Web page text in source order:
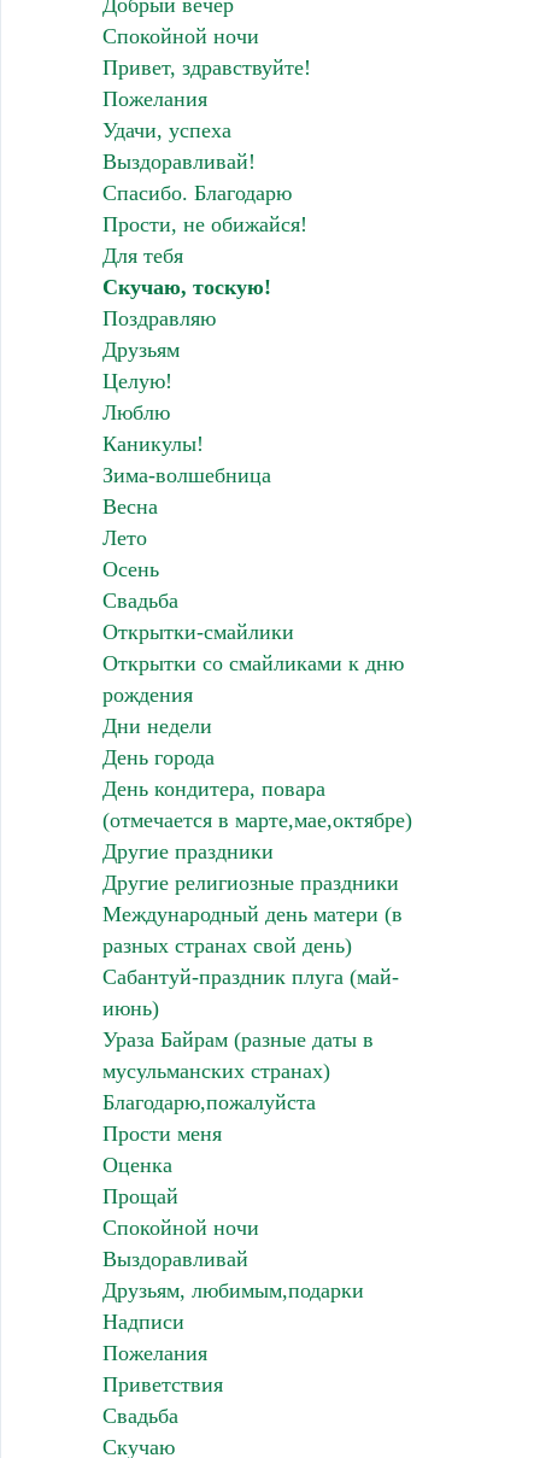
Добрый вечер
Спокойной ночи
Привет, здравствуйте!
Пожелания
Удачи, успеха
Выздоравливай!
Спасибо. Благодарю
Прости, не обижайся!
Для тебя
Скучаю, тоскую!
Поздравляю
Друзьям
Целую!
Люблю
Каникулы!
Зима-волшебница
Весна
Лето
Осень
Свадьба
Открытки-смайлики
Открытки со смайликами к дню
рождения
Дни недели
День города
День кондитера, повара
(отмечается в марте,мае,октябре)
Другие праздники
Другие религиозные праздники
Международный день матери (в
разных странах свой день)
Сабантуй-праздник плуга (май-
июнь)
Ураза Байрам (разные даты в
мусульманских странах)
Благодарю,пожалуйста
Прости меня
Оценка
Прощай
Спокойной ночи
Выздоравливай
Друзьям, любимым,подарки
Надписи
Пожелания
Приветствия
Свадьба
Скучаю